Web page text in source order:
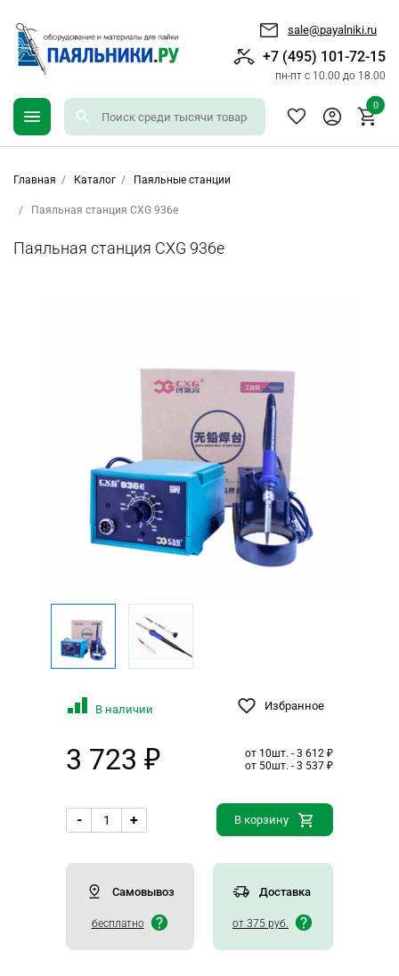
sale@payalniki.ru
+7 (495) 101-72-15
пн-пт с 10.00 до 18.00
0
Главная Каталог Паяльные станции
Паяльная станция CXG 936e
Паяльная станция CXG 936e
В наличии Избранное
3 723 ₽
от 10шт. - 3 612 ₽
от 50шт. - 3 537 ₽
- + В корзину
Самовывоз
бесплатно
Доставка
от 375 руб.